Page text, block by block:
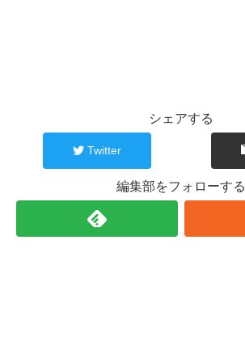
シェアする
Twitter
編集部をフォローする